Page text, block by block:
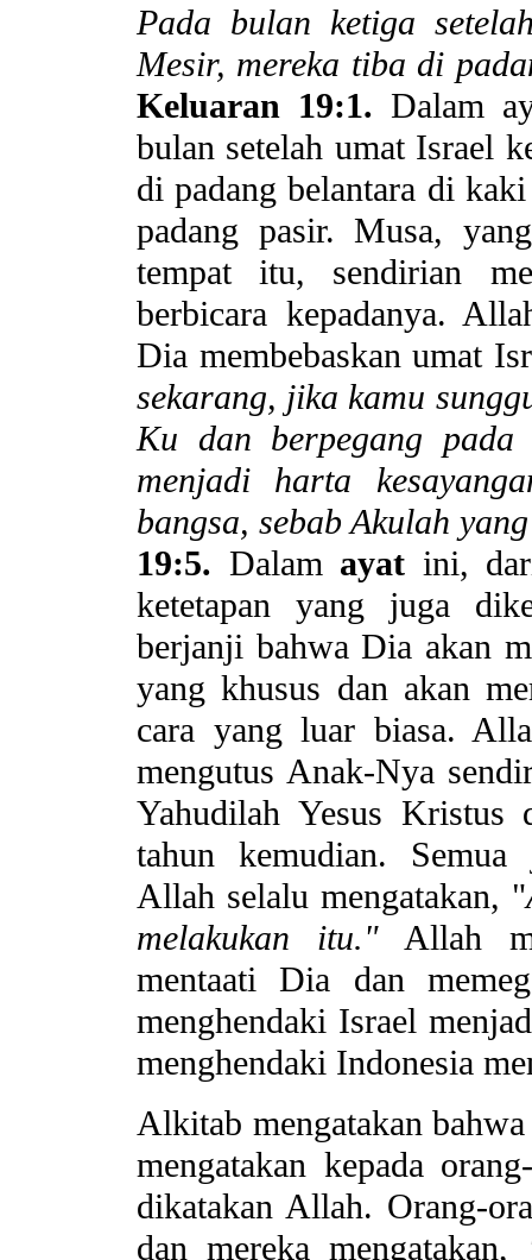
Pada bulan ketiga
Mesir, mereka tiba di
Keluaran 19:1. Dalam
bulan setelah umat Israel
di padang belantara di
padang pasir. Musa,
tempat itu, sendirian
berbicara kepadanya.
Dia membebaskan umat
sekarang, jika kamu
Ku dan berpegang
menjadi harta
bangsa, sebab Akulah
19:5. Dalam ayat ini,
ketetapan yang juga
berjanji bahwa Dia akan
yang khusus dan akan
cara yang luar biasa.
mengutus Anak-Nya
Yahudilah Yesus
tahun kemudian.
Allah selalu mengatakan, "
melakukan itu." Allah
mentaati Dia dan
menghendaki Israel
menghendaki Indonesia
Alkitab mengatakan
mengatakan kepada
dikatakan Allah. Orang-
dan mereka mengatakan,